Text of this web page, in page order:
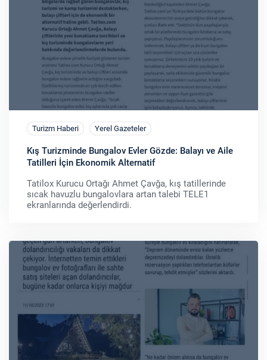
Turizm Haberi Yerel Gazeteler
Kış Turizminde Bungalov Evler Gözde: Balayı ve Aile
Tatilleri İçin Ekonomik Alternatif
Tatilox Kurucu Ortağı Ahmet Çavğa, kış tatillerinde
sıcak havuzlu bungalovlara artan talebi TELE1
ekranlarında değerlendirdi.